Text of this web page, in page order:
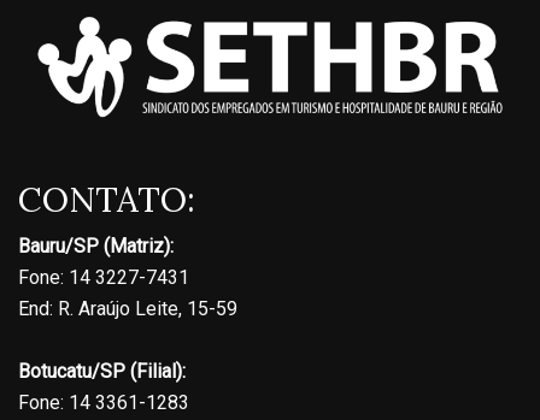
CONTATO:
Bauru/SP (Matriz):
Fone: 14 3227-7431
End: R. Araújo Leite, 15-59
Botucatu/SP (Filial):
Fone: 14 3361-1283